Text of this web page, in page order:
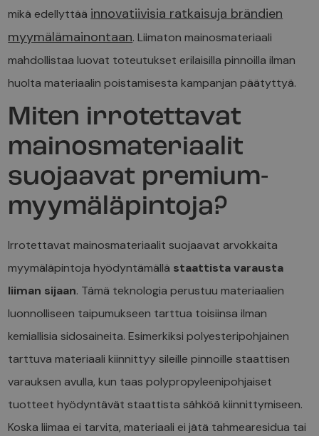
mikä edellyttää innovatiivisia ratkaisuja brändien
myymälämainontaan. Liimaton mainosmateriaali
mahdollistaa luovat toteutukset erilaisilla pinnoilla ilman
huolta materiaalin poistamisesta kampanjan päätyttyä.
Miten irrotettavat
mainosmateriaalit
suojaavat premium-
myymäläpintoja?
Irrotettavat mainosmateriaalit suojaavat arvokkaita
myymäläpintoja hyödyntämällä staattista varausta
liiman sijaan. Tämä teknologia perustuu materiaalien
luonnolliseen taipumukseen tarttua toisiinsa ilman
kemiallisia sidosaineita. Esimerkiksi polyesteripohjainen
tarttuva materiaali kiinnittyy sileille pinnoille staattisen
varauksen avulla, kun taas polypropyleenipohjaiset
tuotteet hyödyntävät staattista sähköä kiinnittymiseen.
Koska liimaa ei tarvita, materiaali ei jätä tahmearesidua tai